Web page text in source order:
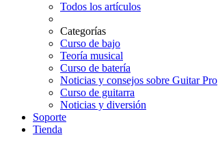
Todos los artículos
Categorías
Curso de bajo
Teoría musical
Curso de batería
Noticias y consejos sobre Guitar Pro
Curso de guitarra
Noticias y diversión
Soporte
Tienda